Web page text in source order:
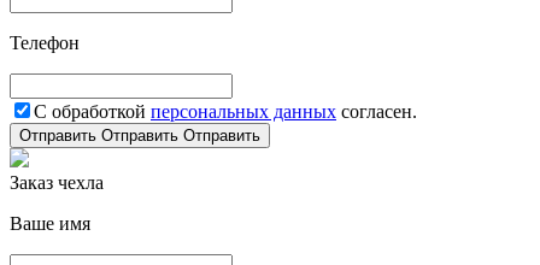
Телефон
С обработкой персональных данных согласен.
Отправить Отправить Отправить
Заказ чехла
Ваше имя